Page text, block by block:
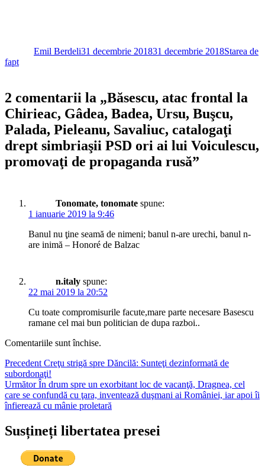
Emil Berdeli31 decembrie 201831 decembrie 2018Starea de
fapt
2 comentarii la „Băsescu, atac frontal la
Chirieac, Gâdea, Badea, Ursu, Buşcu,
Palada, Pieleanu, Savaliuc, catalogaţi
drept simbriaşii PSD ori ai lui Voiculescu,
promovaţi de propaganda rusă”
Tonomate, tonomate spune:
1 ianuarie 2019 la 9:46
Banul nu ţine seamă de nimeni; banul n-are urechi, banul n-
are inimă – Honoré de Balzac
n.italy spune:
22 mai 2019 la 20:52
Cu toate compromisurile facute,mare parte necesare Basescu
ramane cel mai bun politician de dupa razboi..
Comentariile sunt închise.
Navigare
în
articole
Precedent Articolul
anterior:
Creţu strigă spre Dăncilă: Sunteţi dezinformată de
subordonaţi!
Următor Articolul
următor:
În drum spre un exorbitant loc de vacanţă, Dragnea, cel
care se confundă cu ţara, inventează duşmani ai României, iar apoi îi
înfierează cu mânie proletară
Susțineți libertatea presei